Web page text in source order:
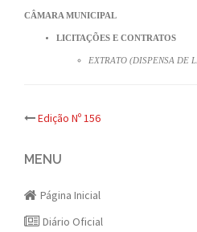
CÂMARA MUNICIPAL
LICITAÇÕES E CONTRATOS
EXTRATO (DISPENSA DE
Post
navigation
Edição Nº 156
MENU
Página Inicial
Diário Oficial